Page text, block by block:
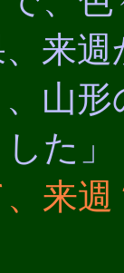
来
山
た」
、来